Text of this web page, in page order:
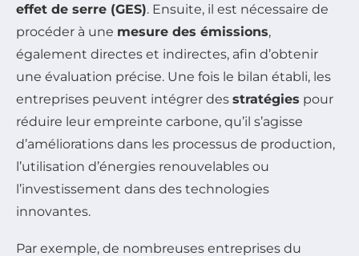
effet de serre (GES). Ensuite, il est nécessaire de
procéder à une mesure des émissions,
également directes et indirectes, afin d’obtenir
une évaluation précise. Une fois le bilan établi, les
entreprises peuvent intégrer des stratégies pour
réduire leur empreinte carbone, qu’il s’agisse
d’améliorations dans les processus de production,
l’utilisation d’énergies renouvelables ou
l’investissement dans des technologies
innovantes.
Par exemple, de nombreuses entreprises du